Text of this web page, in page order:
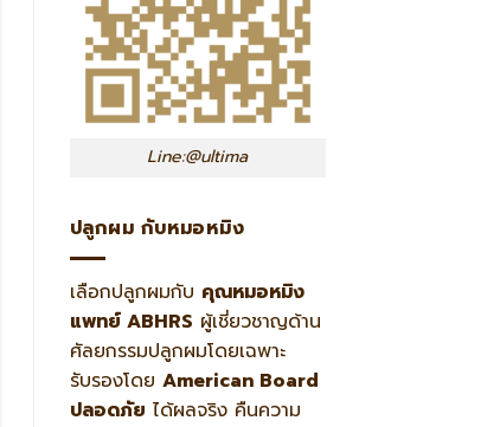
Line:@ultima
ปลูกผม กับหมอหมิง
เลือกปลูกผมกับ คุณหมอหมิง
แพทย์ ABHRS ผู้เชี่ยวชาญด้าน
ศัลยกรรมปลูกผมโดยเฉพาะ
รับรองโดย American Board
ปลอดภัย ได้ผลจริง คืนความ